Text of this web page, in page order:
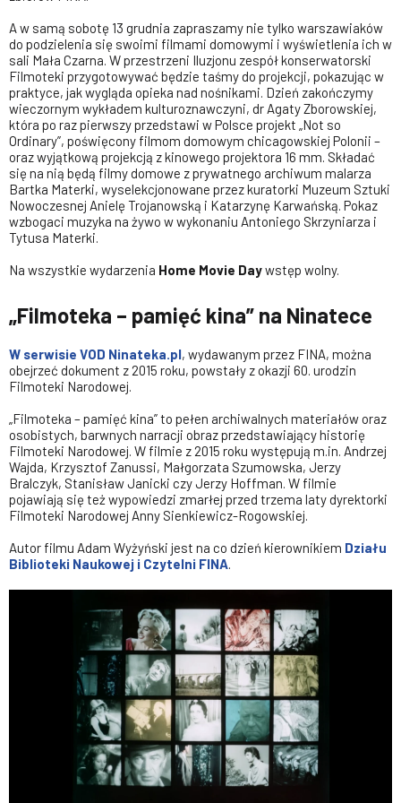
A w samą sobotę 13 grudnia zapraszamy nie tylko warszawiaków
do podzielenia się swoimi filmami domowymi i wyświetlenia ich w
sali Mała Czarna. W przestrzeni Iluzjonu zespół konserwatorski
Filmoteki przygotowywać będzie taśmy do projekcji, pokazując w
praktyce, jak wygląda opieka nad nośnikami. Dzień zakończymy
wieczornym wykładem kulturoznawczyni, dr Agaty Zborowskiej,
która po raz pierwszy przedstawi w Polsce projekt „Not so
Ordinary”, poświęcony filmom domowym chicagowskiej Polonii –
oraz wyjątkową projekcją z kinowego projektora 16 mm. Składać
się na nią będą filmy domowe z prywatnego archiwum malarza
Bartka Materki, wyselekcjonowane przez kuratorki Muzeum Sztuki
Nowoczesnej Anielę Trojanowską i Katarzynę Karwańską. Pokaz
wzbogaci muzyka na żywo w wykonaniu Antoniego Skrzyniarza i
Tytusa Materki.
Na wszystkie wydarzenia Home Movie Daywstęp wolny.
„Filmoteka – pamięć kina” na Ninatece
W serwisie VOD Ninateka.pl, wydawanym przez FINA, można
obejrzeć dokument z 2015 roku, powstały z okazji 60. urodzin
Filmoteki Narodowej.
„Filmoteka – pamięć kina” to pełen archiwalnych materiałów oraz
osobistych, barwnych narracji obraz przedstawiający historię
Filmoteki Narodowej. W filmie z 2015 roku występują m.in. Andrzej
Wajda, Krzysztof Zanussi, Małgorzata Szumowska, Jerzy
Bralczyk, Stanisław Janicki czy Jerzy Hoffman. W filmie
pojawiają się też wypowiedzi zmarłej przed trzema laty dyrektorki
Filmoteki Narodowej Anny Sienkiewicz-Rogowskiej.
Autor filmu Adam Wyżyński jest na co dzień kierownikiem Działu
Biblioteki Naukowej i Czytelni FINA.